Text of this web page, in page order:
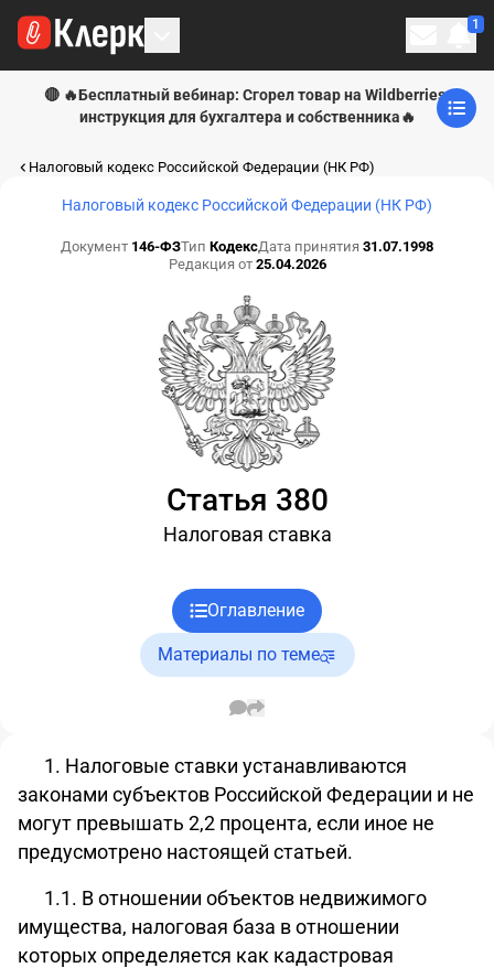
1
🔴 🔥Бесплатный вебинар: Сгорел товар на Wildberries:
инструкция для бухгалтера и собственника🔥
Налоговый кодекс Российской Федерации (НК РФ)
Налоговый кодекс Российской Федерации (НК РФ)
Документ 146-ФЗТип КодексДата принятия 31.07.1998
Редакция от 25.04.2026
Статья 380
Налоговая ставка
Оглавление
Материалы по теме
1. Налоговые ставки устанавливаются
законами субъектов Российской Федерации и не
могут превышать 2,2 процента, если иное не
предусмотрено настоящей статьей.
1.1. В отношении объектов недвижимого
имущества, налоговая база в отношении
которых определяется как кадастровая